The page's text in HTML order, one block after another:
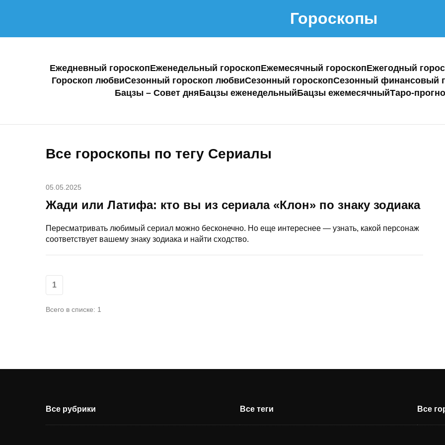
Гороскопы
Ежедневный гороскопЕженедельный гороскопЕжемесячный гороскопЕжегодный
Гороскоп любвиСезонный гороскоп любвиСезонный гороскопСезонный финансовый
Бацзы – Совет дняБацзы еженедельныйБацзы ежемесячныйТаро-
Все гороскопы по тегу Сериалы
05.05.2025
Жади или Латифа: кто вы из сериала «Клон» по знаку зодиака
Пересматривать любимый сериал можно бесконечно. Но еще интереснее — узнать, какой персонаж
соответствует вашему знаку зодиака и найти сходство.
1
Всего в списке: 1
Все рубрики Все теги Все